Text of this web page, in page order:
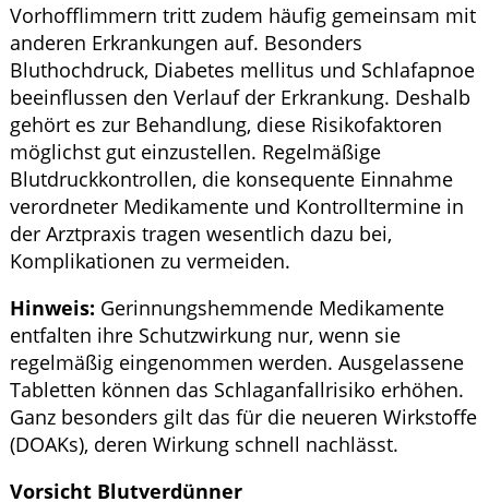
Vorhofflimmern tritt zudem häufig gemeinsam mit
anderen Erkrankungen auf. Besonders
Bluthochdruck, Diabetes mellitus und Schlafapnoe
beeinflussen den Verlauf der Erkrankung. Deshalb
gehört es zur Behandlung, diese Risikofaktoren
möglichst gut einzustellen. Regelmäßige
Blutdruckkontrollen, die konsequente Einnahme
verordneter Medikamente und Kontrolltermine in
der Arztpraxis tragen wesentlich dazu bei,
Komplikationen zu vermeiden.
Hinweis: Gerinnungshemmende Medikamente
entfalten ihre Schutzwirkung nur, wenn sie
regelmäßig eingenommen werden. Ausgelassene
Tabletten können das Schlaganfallrisiko erhöhen.
Ganz besonders gilt das für die neueren Wirkstoffe
(DOAKs), deren Wirkung schnell nachlässt.
Vorsicht Blutverdünner